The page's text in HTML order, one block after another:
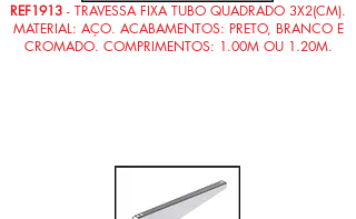
REF1913 - TRAVESSA FIXA TUBO QUADRADO 3X2(CM).
MATERIAL: AÇO. ACABAMENTOS: PRETO, BRANCO E
CROMADO. COMPRIMENTOS: 1.00M OU 1.20M.